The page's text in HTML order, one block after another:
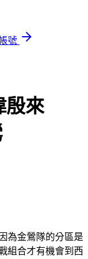
號
殷來
為金鶯隊的分區是
組合才有機會到西